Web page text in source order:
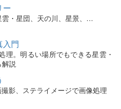
ー
雲・星団、天の川、星景、…
入門
理。明るい場所でもできる星雲・
解説
影、ステライメージで画像処理